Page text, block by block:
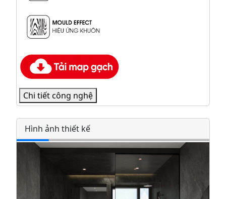
Chi tiết công nghệ
Hình ảnh thiết kế